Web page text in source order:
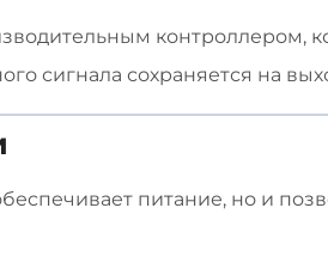
сигнала сохраняется на
питание, но и